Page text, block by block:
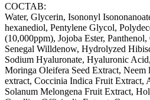
СОСТАВ:
Water, Glycerin, Isononyl
hexanediol, Pentylene Glycol,
(10,000ppm), Jojoba Ester,
Senegal Willdenow, Hydrolyzed
Sodium Hyaluronate, Hyaluronic
Moringa Oleifera Seed Extract,
extract, Coccinia Indica Fruit Extract,
Solanum Melongena Fruit Extract,